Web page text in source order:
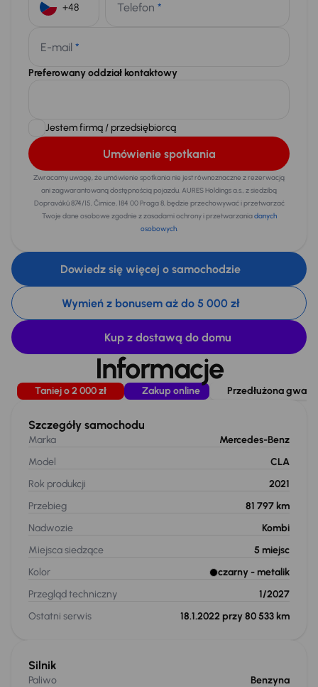
Telefon *
E-mail *
Preferowany oddział kontaktowy
Jestem firmą / przedsiębiorcą
Umówienie spotkania
Zwracamy uwagę, że umówienie spotkania nie jest równoznaczne z rezerwacją
ani zagwarantowaną dostępnością pojazdu. AURES Holdings a.s., z siedzibą
Dopraváků 874/15, Čimice, 184 00 Praga 8, będzie przechowywać i przetwarzać
Twoje dane osobowe zgodnie z zasadami ochrony i przetwarzaniadanych
osobowych.
Dowiedz się więcej o samochodzie
Wymień z bonusem aż do 5 000 zł
Kup z dostawą do domu
Informacje
Taniej o 2 000 zł Zakup online Przedłużona
Szczegóły samochodu
Marka
Mercedes-Benz
Model
CLA
Rok produkcji
2021
Przebieg
81 797 km
Nadwozie
Kombi
Miejsca siedzące
5 miejsc
Kolor
czarny - metalik
Przegląd techniczny
1/2027
Ostatni serwis
18.1.2022 przy 80 533 km
Silnik
Paliwo
Benzyna